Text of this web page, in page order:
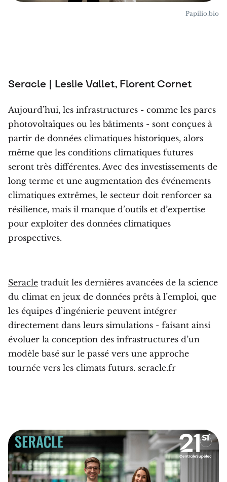
Papilio.bio
Seracle | Leslie Vallet, Florent Cornet
Aujourd’hui, les infrastructures - comme les parcs
photovoltaïques ou les bâtiments - sont conçues à
partir de données climatiques historiques, alors
même que les conditions climatiques futures
seront très différentes. Avec des investissements de
long terme et une augmentation des événements
climatiques extrêmes, le secteur doit renforcer sa
résilience, mais il manque d’outils et d’expertise
pour exploiter des données climatiques
prospectives.
Seracle traduit les dernières avancées de la science
du climat en jeux de données prêts à l’emploi, que
les équipes d’ingénierie peuvent intégrer
directement dans leurs simulations - faisant ainsi
évoluer la conception des infrastructures d’un
modèle basé sur le passé vers une approche
tournée vers les climats futurs. seracle.fr